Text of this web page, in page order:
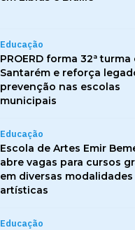
Educação
PROERD forma 32ª turma
Santarém e reforça
prevenção nas escolas
municipais
Educação
Escola de Artes Emir
abre vagas para cursos
em diversas modalidades
artísticas
Educação